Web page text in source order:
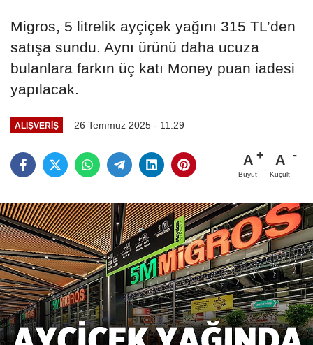
Migros, 5 litrelik ayçiçek yağını 315 TL’den
satışa sundu. Aynı ürünü daha ucuza
bulanlara farkın üç katı Money puan iadesi
yapılacak.
ALIŞVERIŞ 26 Temmuz 2025 - 11:29
A
Büyüt
A
Küçült